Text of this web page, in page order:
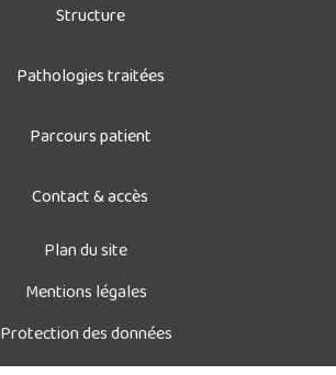
Structure
Pathologies traitées
Parcours patient
Contact & accès
Plan du site
Mentions légales
Protection des données